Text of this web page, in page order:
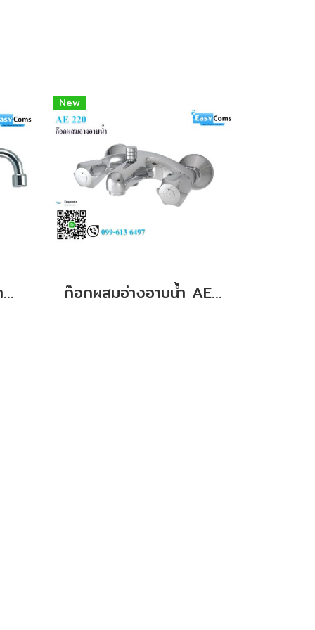
ก๊อกซิ้งค์ห้องครัว ขนาด 200 mm
New
ก๊อกผสมอ่างอาบน้ำ AE 220